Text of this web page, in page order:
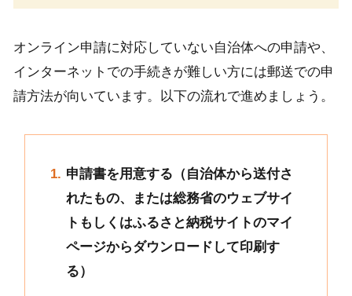
オンライン申請に対応していない自治体への申請や、
インターネットでの手続きが難しい方には郵送での申
請方法が向いています。以下の流れで進めましょう。
申請書を用意する（自治体から送付さ
れたもの、または総務省のウェブサイ
トもしくはふるさと納税サイトのマイ
ページからダウンロードして印刷す
る）